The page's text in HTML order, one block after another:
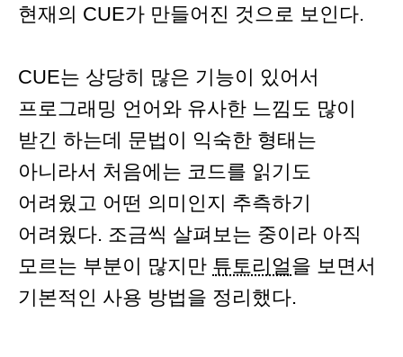
현재의 CUE가 만들어진 것으로 보인다.
CUE는 상당히 많은 기능이 있어서
프로그래밍 언어와 유사한 느낌도 많이
받긴 하는데 문법이 익숙한 형태는
아니라서 처음에는 코드를 읽기도
어려웠고 어떤 의미인지 추측하기
어려웠다. 조금씩 살펴보는 중이라 아직
모르는 부분이 많지만 튜토리얼을 보면서
기본적인 사용 방법을 정리했다.